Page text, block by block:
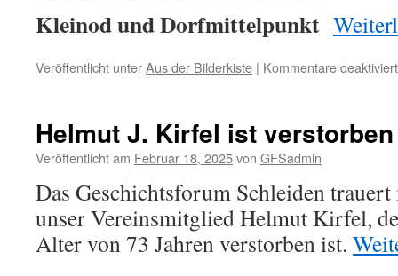
Kleinod und Dorfmittelpunkt
Veröffentlicht unterAus der Bilderkiste | Kommentare deaktiviert
Helmut J. Kirfel ist verstorben
Veröffentlicht am Februar 18, 2025von GFSadmin
Das Geschichtsforum Schleiden
unser Vereinsmitglied Helmut Kirfel,
Alter von 73 Jahren verstorben ist.